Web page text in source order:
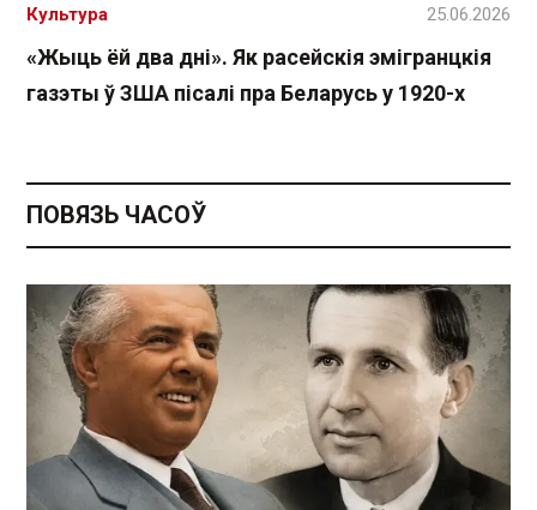
«Жыць ёй два дні». Як расейскія эмігранцкія
газэты ў ЗША пісалі пра Беларусь у 1920-х
Культура 25.06.2026
ПОВЯЗЬ ЧАСОЎ